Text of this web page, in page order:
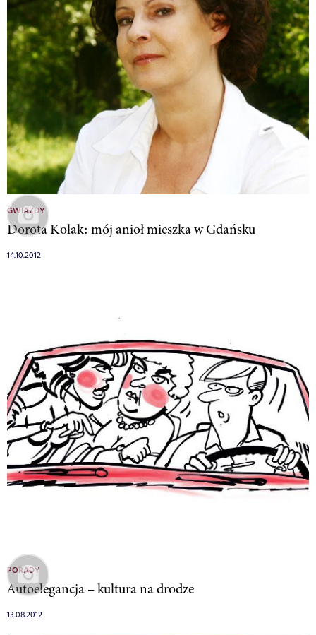
GWIAZDY
Dorota Kolak: mój anioł mieszka w Gdańsku
14.10.2012
PORADY
Autoelegancja – kultura na drodze
13.08.2012